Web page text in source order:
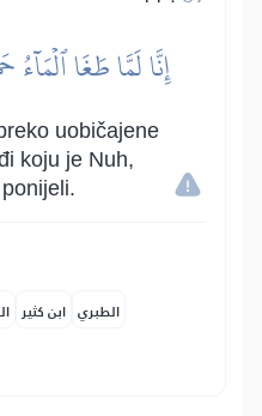
إِنَّا لَمَّا طَغَا
uobičajene
koju je Nuh,
ابن كثير الطبري